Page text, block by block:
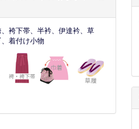
袴下帯、半衿、伊達衿、草
着付け小物